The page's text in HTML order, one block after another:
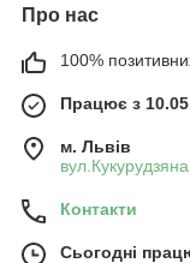
Про нас
100%
Працює з
м. Львів
Контакти
Сьогодні